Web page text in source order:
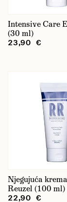
Intensive Care
(30 ml)
23,90 €
Njegujuća
Reuzel (100 ml)
22,90 €